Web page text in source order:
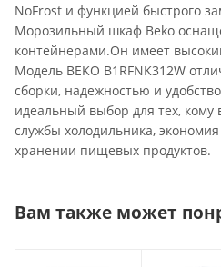
NoFrost и функцией быстрого
Морозильный шкаф Beko
контейнерами.Он имеет
Модель BEKO B1RFNK312W
сборки, надежностью и
идеальный выбор для тех,
службы холодильника,
хранении пищевых продуктов.
Вам также может